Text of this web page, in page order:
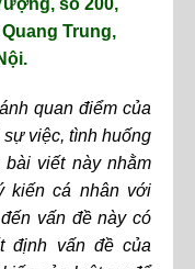
Trung,
quan điểm của
việc, tình huống
viết này nhằm
kiến cá nhân với
vấn đề này có
định vấn đề của